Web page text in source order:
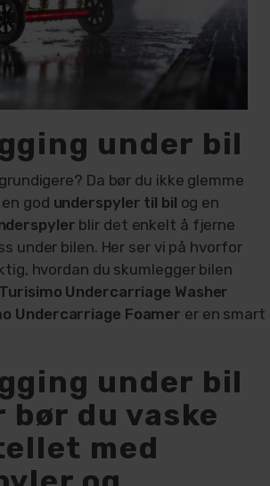
under bil
Da bør du ikke glemme
god underspyler til bil og en
blir det enkelt å fjerne
under bilen. Her ser vi på hvorfor
hvordan du skumlegger bilen
Turisimo Undercarriage Washer
Undercarriage Foamer er en smart
under bil
bør du vaske
med